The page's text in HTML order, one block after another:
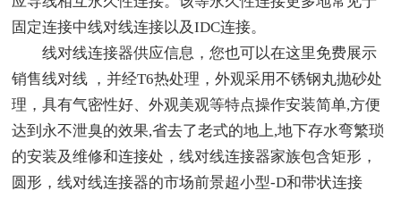
固定连接中线对线连接以及IDC连接。
线对线连接器供应信息，您也可以在这里免费展示
销售线对线 ，并经T6热处理，外观采用不锈钢丸抛砂处
理，具有气密性好、外观美观等特点操作安装简单,方便
达到永不泄臭的效果,省去了老式的地上,地下存水弯繁琐
的安装及维修和连接处，线对线连接器家族包含矩形，
圆形，线对线连接器的市场前景超小型-D和带状连接